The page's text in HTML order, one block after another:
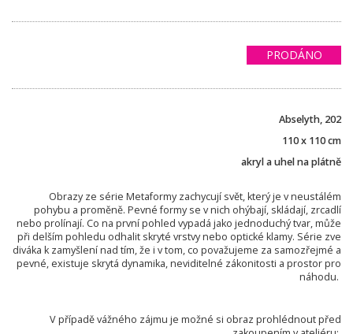
PRODÁNO
Abselyth, 202
110 x 110 cm
akryl a uhel na plátně
Obrazy ze série Metaformy zachycují svět, který je v neustálém
pohybu a proměně. Pevné formy se v nich ohýbají, skládají, zrcadlí
nebo prolínají. Co na první pohled vypadá jako jednoduchý tvar, může
při delším pohledu odhalit skryté vrstvy nebo optické klamy. Série zve
diváka k zamyšlení nad tím, že i v tom, co považujeme za samozřejmé a
pevné, existuje skrytá dynamika, neviditelné zákonitosti a prostor pro
náhodu.
V případě vážného zájmu je možné si obraz prohlédnout před